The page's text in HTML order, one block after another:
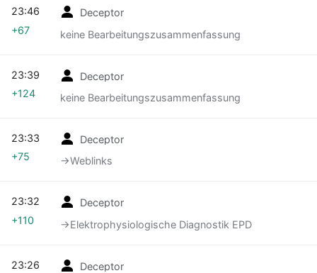
Deceptor
keine Bearbeitungszusammenfassung
23:46
+67
Deceptor
keine Bearbeitungszusammenfassung
23:39
+124
Deceptor
→‎Weblinks
23:33
+75
Deceptor
→‎Elektrophysiologische Diagnostik EPD
23:32
+110
Deceptor
23:26